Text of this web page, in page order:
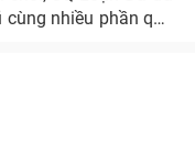
nhiều phần quà